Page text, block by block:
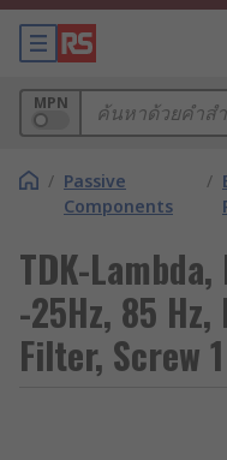
MPN
/ Passive
Components
/
TDK-Lambda,
-25Hz, 85 Hz,
Filter, Screw